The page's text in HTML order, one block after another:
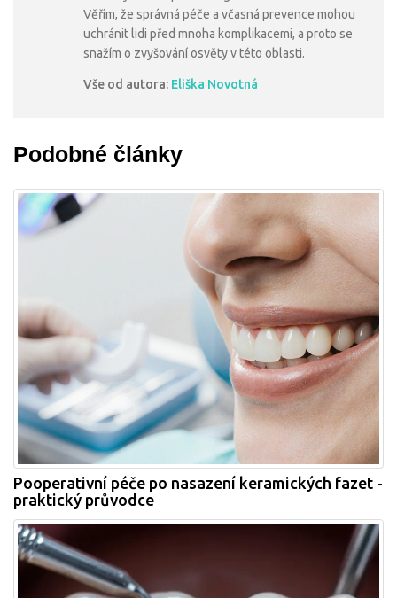
Věřím, že správná péče a včasná prevence mohou
uchránit lidi před mnoha komplikacemi, a proto se
snažím o zvyšování osvěty v této oblasti.
Vše od autora: Eliška Novotná
Podobné články
Pooperativní péče po nasazení keramických fazet -
praktický průvodce